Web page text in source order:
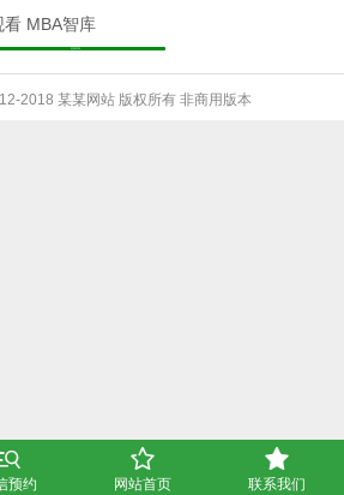
MBA智库
2018 某某网站 版权所有 非商用版本
预约

网站首页

联系我们